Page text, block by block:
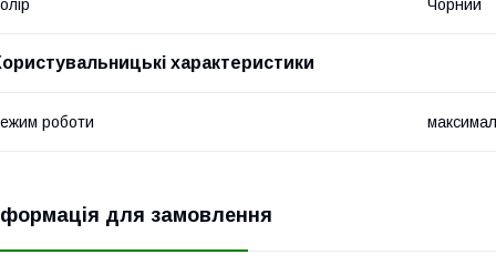
Чорний
характеристики
роботи
для замовлення